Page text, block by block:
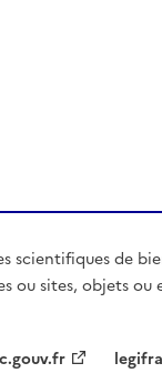
scientifiques de
ou sites, objets ou